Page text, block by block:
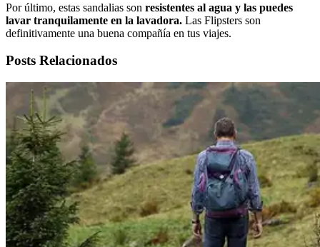
Por último, estas sandalias son resistentes al agua y las puedes
lavar tranquilamente en la lavadora. Las Flipsters son
definitivamente una buena compañía en tus viajes.
Posts Relacionados